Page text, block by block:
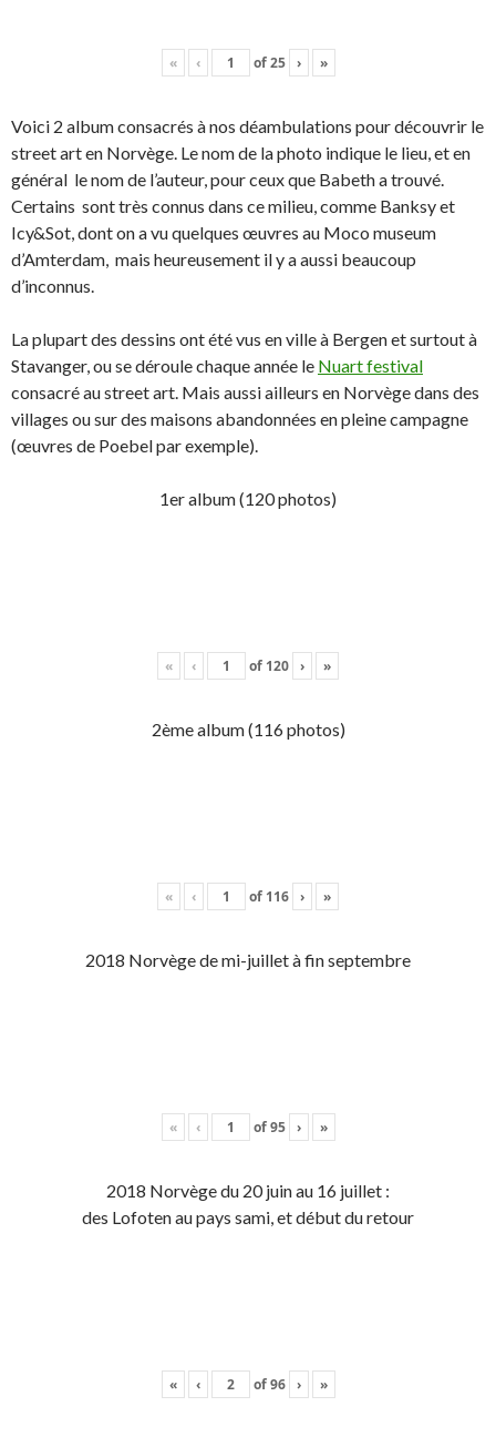
« ‹ of25 › »
Voici 2 album consacrés à nos déambulations pour découvrir le
street art en Norvège. Le nom de la photo indique le lieu, et en
général le nom de l’auteur, pour ceux que Babeth a trouvé.
Certains sont très connus dans ce milieu, comme Banksy et
Icy&Sot, dont on a vu quelques œuvres au Moco museum
d’Amterdam, mais heureusement il y a aussi beaucoup
d’inconnus.
La plupart des dessins ont été vus en ville à Bergen et surtout à
Stavanger, ou se déroule chaque année le Nuart festival
consacré au street art. Mais aussi ailleurs en Norvège dans des
villages ou sur des maisons abandonnées en pleine campagne
(œuvres de Poebel par exemple).
1er album (120 photos)
« ‹ of 120 › »
2ème album (116 photos)
« ‹ of 116 › »
2018 Norvège de mi-juillet à fin septembre
« ‹ of95 › »
2018 Norvège du 20 juin au 16 juillet :
des Lofoten au pays sami, et début du retour
« ‹ of96 › »